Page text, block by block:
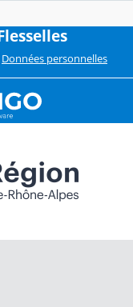
Données personnelles